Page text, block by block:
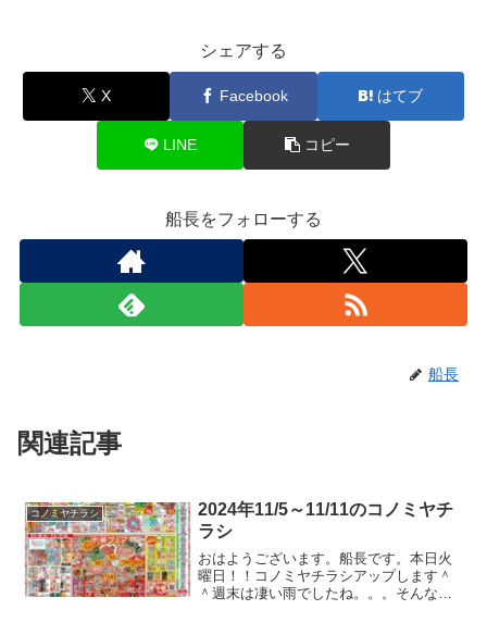
シェアする
X Facebook はてブ
LINE コピー
船長をフォローする
船長
関連記事
コノミヤチラシ
2024年11/5～11/11のコノミヤチ
ラシ
おはようございます。船長です。本日火
曜日！！コノミヤチラシアップします＾
＾週末は凄い雨でしたね。。。そんな